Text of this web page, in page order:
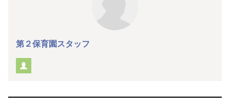
第２保育園スタッフ